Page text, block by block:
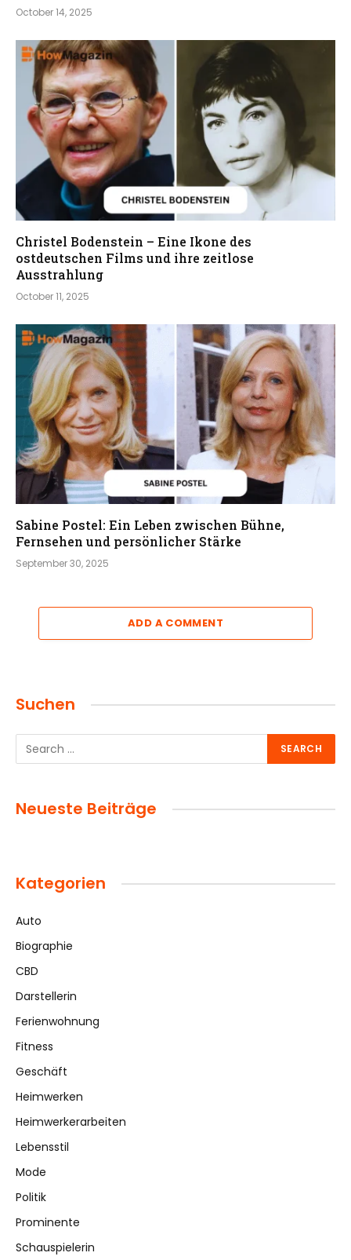
October 14, 2025
Christel Bodenstein – Eine Ikone des
ostdeutschen Films und ihre zeitlose
Ausstrahlung
October 11, 2025
Sabine Postel: Ein Leben zwischen Bühne,
Fernsehen und persönlicher Stärke
September 30, 2025
ADD A COMMENT
Suchen
Neueste Beiträge
Kategorien
Auto
Biographie
CBD
Darstellerin
Ferienwohnung
Fitness
Geschäft
Heimwerken
Heimwerkerarbeiten
Lebensstil
Mode
Politik
Prominente
Schauspielerin